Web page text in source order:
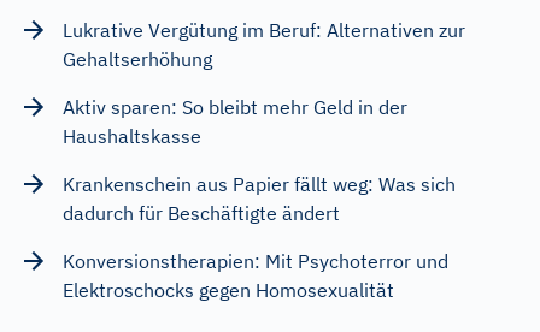
Lukrative Vergütung im Beruf: Alternativen zur
Gehaltserhöhung
Aktiv sparen: So bleibt mehr Geld in der
Haushaltskasse
Krankenschein aus Papier fällt weg: Was sich
dadurch für Beschäftigte ändert
Konversionstherapien: Mit Psychoterror und
Elektroschocks gegen Homosexualität